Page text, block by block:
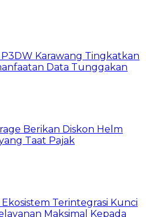
P3DW Karawang Tingkatkan
Data Tunggakan
Berikan Diskon Helm
Taat Pajak
Terintegrasi Kunci
Maksimal Kepada